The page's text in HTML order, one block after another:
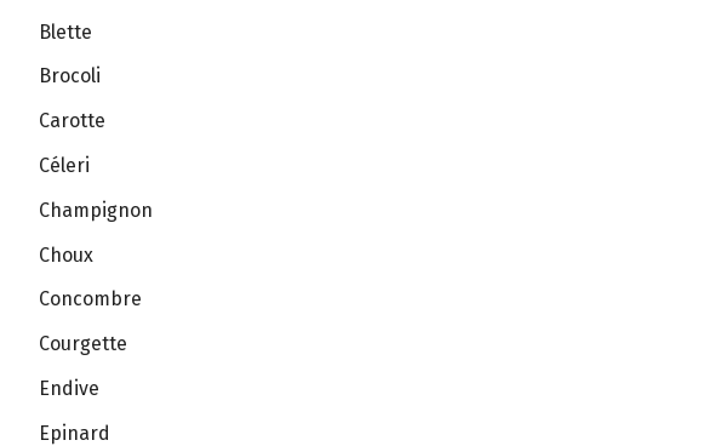
Blette
Brocoli
Carotte
Céleri
Champignon
Choux
Concombre
Courgette
Endive
Epinard